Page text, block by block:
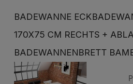
BADEWANNE
170X75 CM RECHTS +
BADEWANNENBRETT